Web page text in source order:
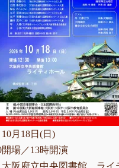
10月18日(日)
開場／13時開演
大阪府立中央図書館 ライ